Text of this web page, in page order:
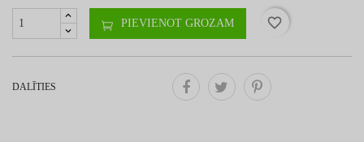
PIEVIENOT GROZAM favorite_border
DALĪTIES